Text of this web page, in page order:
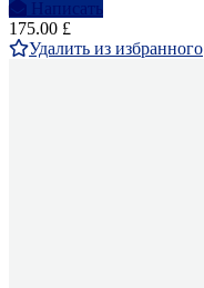
Написать
175.00 £
Удалить из избранного